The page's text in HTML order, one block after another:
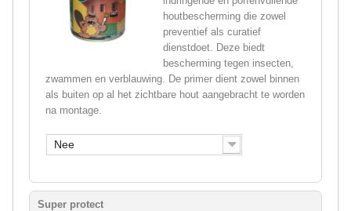
houtbescherming die zowel
preventief als curatief
dienstdoet. Deze biedt
bescherming tegen insecten,
zwammen en verblauwing. De primer dient zowel binnen
als buiten op al het zichtbare hout aangebracht te worden
na montage.
Nee
Super protect